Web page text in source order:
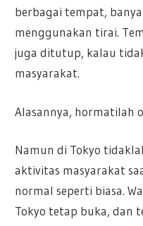
berbagai tempat,
menggunakan tirai.
juga ditutup, kalau
masyarakat.
Alasannya, hormatilah
Namun di Tokyo
aktivitas masyarakat
normal seperti biasa.
Tokyo tetap buka, dan